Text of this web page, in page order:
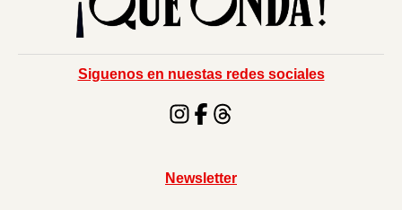
Siguenos en nuestas redes sociales
Newsletter